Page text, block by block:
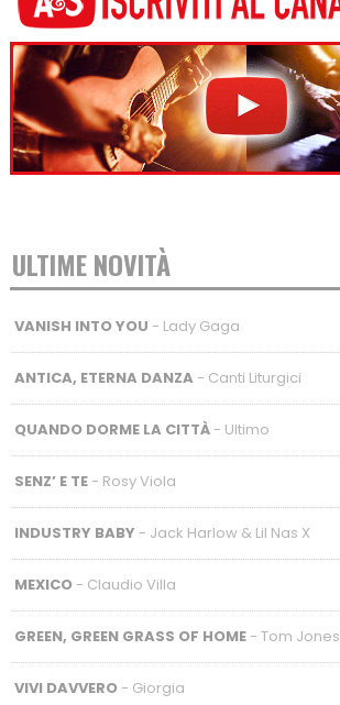
ULTIME NOVITÀ
VANISH INTO YOU - Lady Gaga
ANTICA, ETERNA DANZA - Canti Liturgici
QUANDO DORME LA CITTÀ- Ultimo
SENZ’ E TE- Rosy Viola
INDUSTRY BABY - Jack Harlow & Lil Nas X
MEXICO- Claudio Villa
GREEN, GREEN GRASS OF HOME- Tom Jones
VIVI DAVVERO- Giorgia